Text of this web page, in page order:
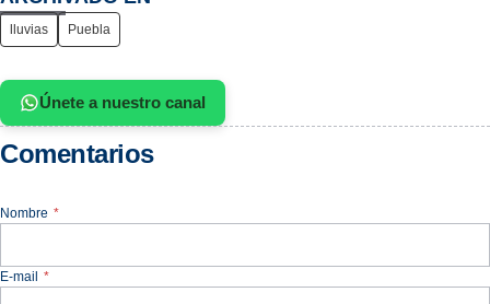
lluvias Puebla
Únete a nuestro canal
Comentarios
Nombre *
E-mail *